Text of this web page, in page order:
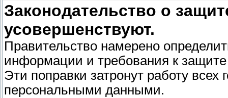
Законодательство о
усовершенствуют.
Правительство намерено
информации и требования к защите
Эти поправки затронут работу
персональными данными.